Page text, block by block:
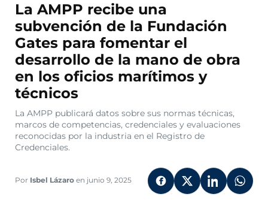
subvención
de
la
Fundación
Gates
para
fomentar
desarrollo
de
la
mano
en
los
oficios
La AMPP recibe una
subvención de la Fundación
Gates para fomentar el
desarrollo de la mano de obra
en los oficios marítimos y
técnicos
La AMPP publicará datos sobre sus normas técnicas,
marcos de competencias, credenciales y evaluaciones
reconocidas por la industria en el Registro de
Credenciales.
Por Isbel Lázaro en junio 9, 2025